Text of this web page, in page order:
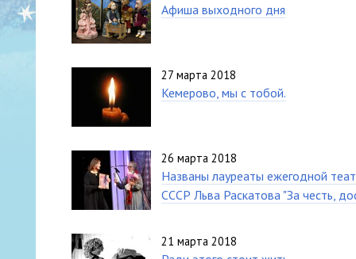
Афиша выходного дня
27 марта 2018
Кемерово, мы с тобой.
26 марта 2018
Названы лауреаты ежегодной
СССР Льва Раскатова "За честь,
21 марта 2018